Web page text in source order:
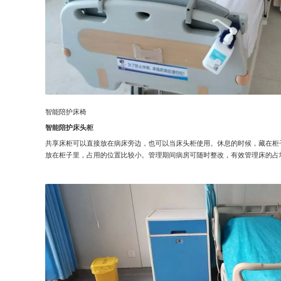
智能陪护床椅
智能陪护床头柜
共享床柜可以直接放在病床旁边，也可以当床头柜使用。休息的时候，藏在
放在柜子里，占用的位置比较小。管理期间病房可随时整改，有效管理床的占